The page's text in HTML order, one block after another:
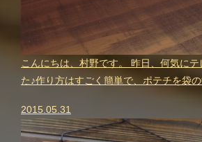
こんにちは、村野です。 昨日、何気に
た♪作り方はすごく簡単で、ポテチを袋
2015.05.31